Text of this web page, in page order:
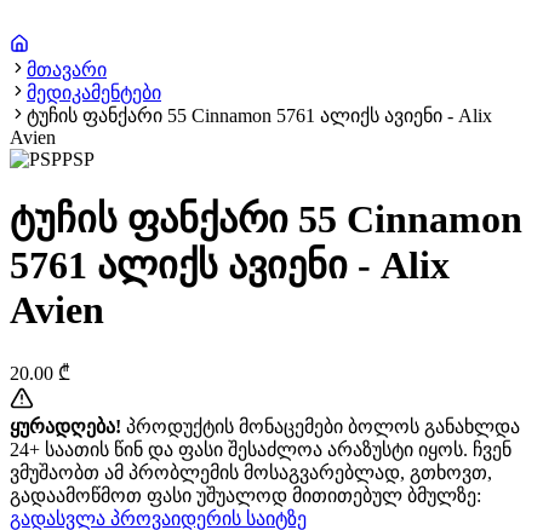
მთავარი
მედიკამენტები
ტუჩის ფანქარი 55 Cinnamon 5761 ალიქს ავიენი - Alix
Avien
PSP
ტუჩის ფანქარი 55 Cinnamon
5761 ალიქს ავიენი - Alix
Avien
20.00 ₾
ყურადღება! პროდუქტის მონაცემები ბოლოს განახლდა
24+ საათის წინ და ფასი შესაძლოა არაზუსტი იყოს. ჩვენ
ვმუშაობთ ამ პრობლემის მოსაგვარებლად, გთხოვთ,
გადაამოწმოთ ფასი უშუალოდ მითითებულ ბმულზე:
გადასვლა პროვაიდერის საიტზე